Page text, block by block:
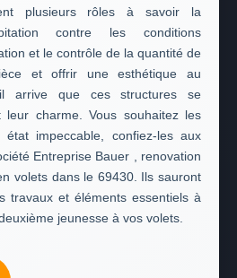
plusieurs rôles à savoir la
contre les conditions
et le contrôle de la quantité de
et offrir une esthétique au
il arrive que ces structures se
leur charme. Vous souhaitez les
impeccable, confiez-les aux
Entreprise Bauer , renovation
volets dans le 69430. Ils sauront
travaux et éléments essentiels à
jeunesse à vos volets.